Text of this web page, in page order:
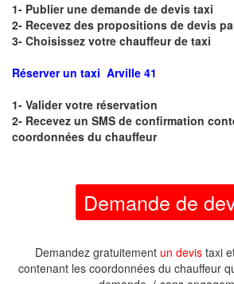
1- Publier une demande de devis taxi
2- Recevez des propositions de devis
3- Choisissez votre chauffeur de taxi
Réserver un taxi Arville 41
1- Valider votre réservation
2- Recevez un SMS de confirmation
coordonnées du chauffeur
Demande de
Demandez gratuitement un devis taxi
contenant les coordonnées du chauffeur